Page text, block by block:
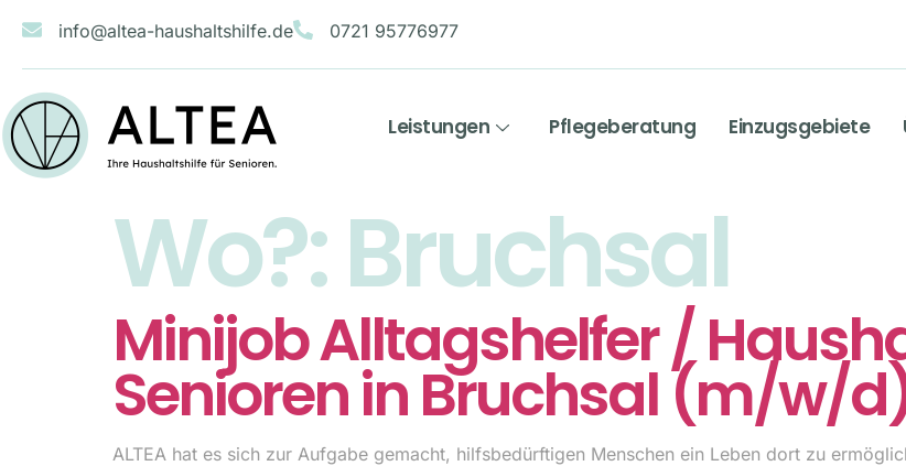
info@altea-haushaltshilfe.de 0721 95776977
Leistungen Pflegeberatung Einzugsgebiete
Wo?:Bruchsal
Minijob Alltagshelfer /
Senioren in Bruchsal (m/w/
ALTEA hat es sich zur Aufgabe gemacht, hilfsbedürftigen Menschen ein Leben dort zu